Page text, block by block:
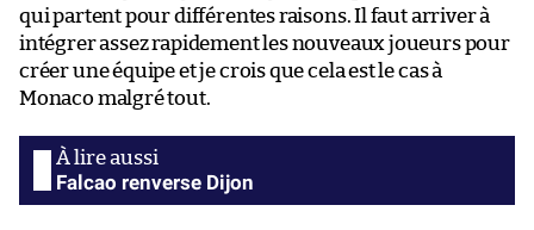
qui partent pour différentes raisons. Il faut arriver à
intégrer assez rapidement les nouveaux joueurs pour
créer une équipe et je crois que cela est le cas à
Monaco malgré tout.
Falcao renverse Dijon